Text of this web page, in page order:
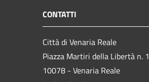
CONTATTI
Città di Venaria Reale
Piazza Martiri della Libertà n. 1
10078 - Venaria Reale